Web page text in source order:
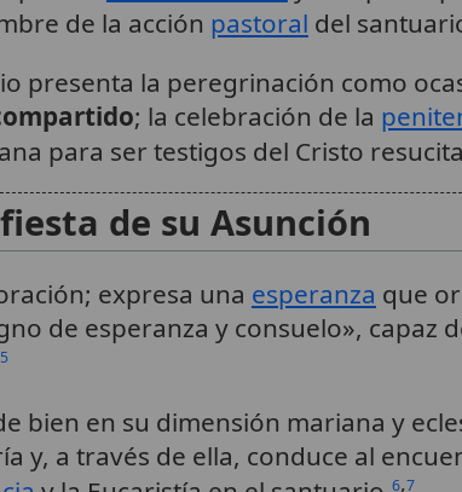
de la acción pastoral del
presenta la peregrinación como
; la celebración de la
para ser testigos del Cristo
de su Asunción
expresa una esperanza que
de esperanza y consuelo», capaz
5
bien en su dimensión mariana y
y, a través de ella, conduce al
6,7